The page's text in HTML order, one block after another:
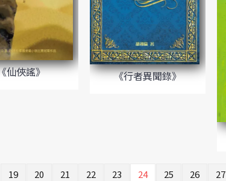
仙俠謠》 《行者異聞錄》
19 20 21 22 23 24 25 26 27